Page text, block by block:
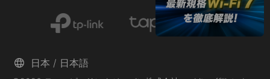
日本 / 日本語